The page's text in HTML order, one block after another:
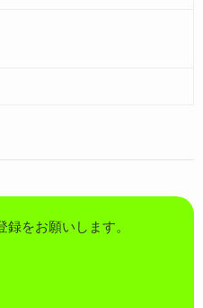
をお願いします。